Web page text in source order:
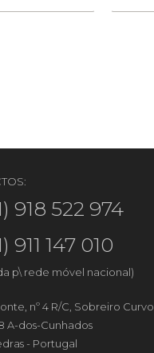
918 522 974
911 147 010
p\ rede móvel nacional)
nº 4 R/C, Sobreiro Curvo
A-dos-Cunhados
- Portugal